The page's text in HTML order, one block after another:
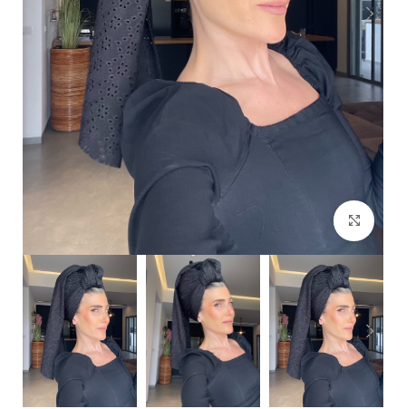
Click to enlarge